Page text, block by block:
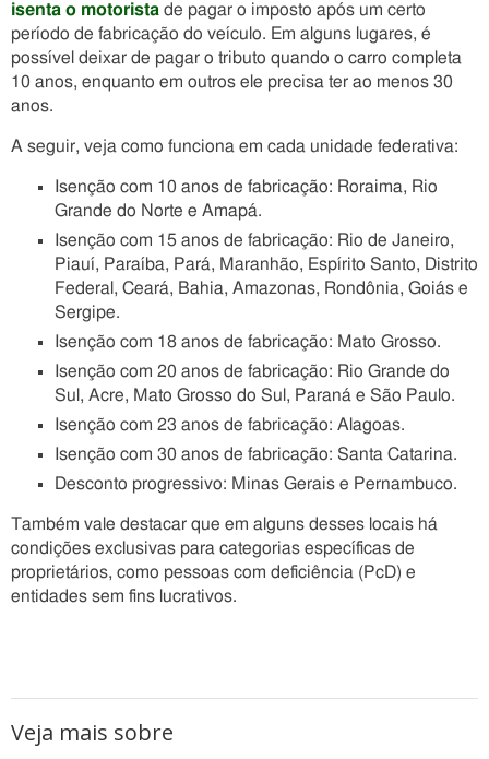
isenta o motorista de pagar o imposto após um certo
período de fabricação do veículo. Em alguns lugares, é
possível deixar de pagar o tributo quando o carro completa
10 anos, enquanto em outros ele precisa ter ao menos 30
anos.
A seguir, veja como funciona em cada unidade federativa:
Isenção com 10 anos de fabricação: Roraima, Rio
Grande do Norte e Amapá.
Isenção com 15 anos de fabricação: Rio de Janeiro,
Piauí, Paraíba, Pará, Maranhão, Espírito Santo, Distrito
Federal, Ceará, Bahia, Amazonas, Rondônia, Goiás e
Sergipe.
Isenção com 18 anos de fabricação: Mato Grosso.
Isenção com 20 anos de fabricação: Rio Grande do
Sul, Acre, Mato Grosso do Sul, Paraná e São Paulo.
Isenção com 23 anos de fabricação: Alagoas.
Isenção com 30 anos de fabricação: Santa Catarina.
Desconto progressivo: Minas Gerais e Pernambuco.
Também vale destacar que em alguns desses locais há
condições exclusivas para categorias específicas de
proprietários, como pessoas com deficiência (PcD) e
entidades sem fins lucrativos.
Veja mais sobre